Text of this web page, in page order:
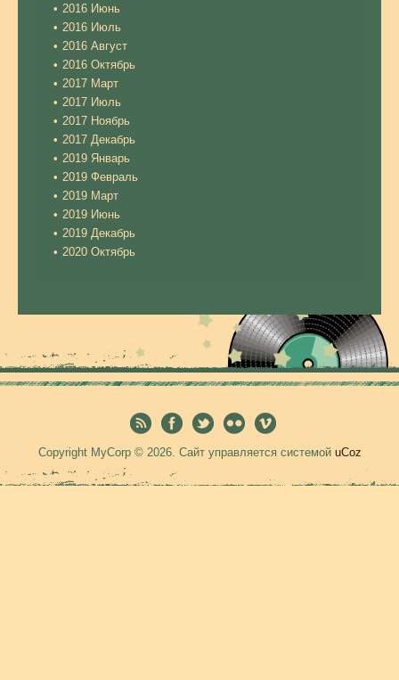
2016 Июнь
2016 Июль
2016 Август
2016 Октябрь
2017 Март
2017 Июль
2017 Ноябрь
2017 Декабрь
2019 Январь
2019 Февраль
2019 Март
2019 Июнь
2019 Декабрь
2020 Октябрь
Copyright MyCorp © 2026. Сайт управляется системой uCoz